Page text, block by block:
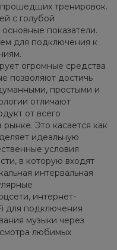
тренировок.
с голубой
показатели.
для подключения к
огромные средства
позволяют достичь
простыми и
отличают
от всего
рынке. Это касается как
идеальную
условия
в которую входят
интервальная
интернет-
для подключения
музыки через
любимых